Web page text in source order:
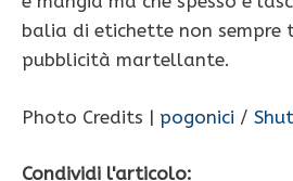
balia di etichette non sempre
pubblicità martellante.
Photo Credits | pogonici /
Condividi l'articolo: